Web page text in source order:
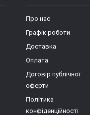
Про нас
Графік роботи
Доставка
Оплата
Договір публічної
оферти
Політика
конфіденційності